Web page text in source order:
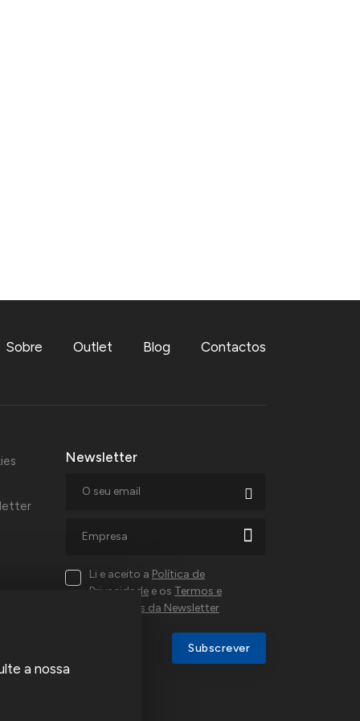
Sobre Outlet Blog Contactos
Newsletter
Li e aceito a Política de
Privacidade e os Termos e
Condições da Newsletter
Subscrever
a nossa